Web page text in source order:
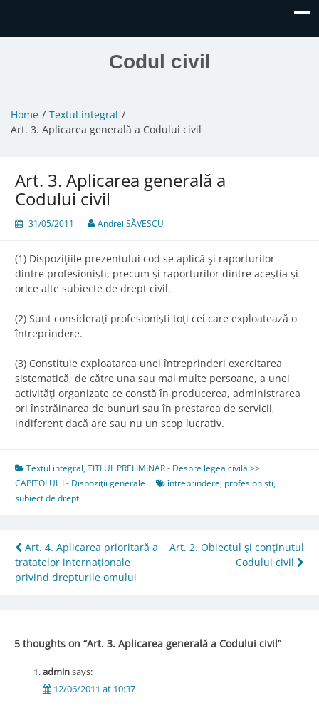
Codul civil
Home
Textul integral
Art. 3. Aplicarea generală a Codului civil
Art. 3. Aplicarea generală a
Codului civil
31/05/2011 Andrei SĂVESCU
(1) Dispoziţiile prezentului cod se aplică şi raporturilor
dintre profesionişti, precum şi raporturilor dintre aceştia şi
orice alte subiecte de drept civil.
(2) Sunt consideraţi profesionişti toţi cei care exploatează o
întreprindere.
(3) Constituie exploatarea unei întreprinderi exercitarea
sistematică, de către una sau mai multe persoane, a unei
activităţi organizate ce constă în producerea, administrarea
ori înstrăinarea de bunuri sau în prestarea de servicii,
indiferent dacă are sau nu un scop lucrativ.
Textul integral,TITLUL PRELIMINAR - Despre legea civilă >>
CAPITOLUL I - Dispoziţii generale
întreprindere, profesioniști,
subiect de drept
Post
navigation
Art. 4. Aplicarea prioritară a
tratatelor internaţionale
privind drepturile omului
Art. 2. Obiectul şi conţinutul
Codului civil
5 thoughts on “Art. 3. Aplicarea generală a Codului civil”
adminsays:
12/06/2011 at 10:37